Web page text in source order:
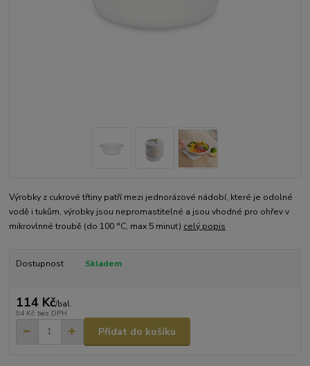
Výrobky z cukrové třtiny patří mezi jednorázové nádobí, které je odolné
vodě i tukům, výrobky jsou nepromastitelné a jsou vhodné pro ohřev v
mikrovlnné troubě (do 100 °C, max 5 minut) celý popis
Dostupnost Skladem
114 Kč/bal.
94 Kč bez DPH
Přidat do košíku